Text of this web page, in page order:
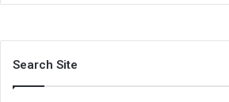
Search Site